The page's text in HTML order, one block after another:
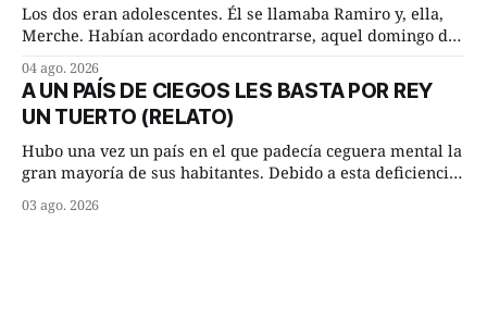
Los dos eran adolescentes. Él se llamaba Ramiro y, ella,
Merche. Habían acordado encontrarse, aquel domingo de
lugar del río que debía este nombre a la pronunciada
curva que la corriente fluvial presentaba en aquel punto.
Habían dispuesto que
04 ago. 2026
A UN PAÍS DE CIEGOS LES BASTA POR REY
UN TUERTO (RELATO)
Hubo una vez un país en el que padecía ceguera mental la
gran mayoría de sus habitantes. Debido a esta deficiencia,
superiores en número a los que no padecían ninguna
03 ago. 2026